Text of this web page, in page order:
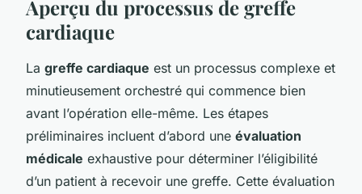
Aperçu du processus de greffe
cardiaque
La greffe cardiaque est un processus complexe et
minutieusement orchestré qui commence bien
avant l’opération elle-même. Les étapes
préliminaires incluent d’abord une évaluation
médicale exhaustive pour déterminer l’éligibilité
d’un patient à recevoir une greffe. Cette évaluation